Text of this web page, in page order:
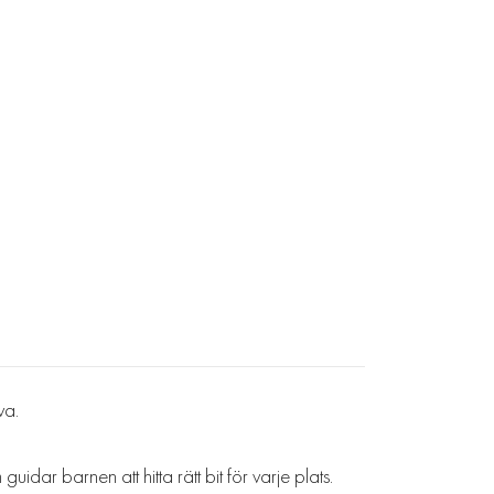
barnen att hitta rätt bit för varje plats.